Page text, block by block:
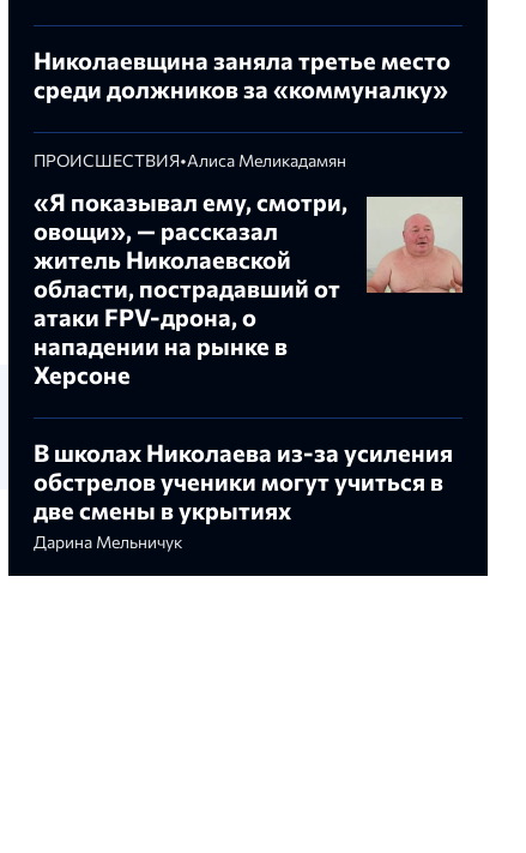
Николаевщина заняла третье место
среди должников за «коммуналку»
ПРОИСШЕСТВИЯ•Алиса Меликадамян
«Я показывал ему, смотри,
овощи», — рассказал
житель Николаевской
области, пострадавший от
атаки FPV-дрона, о
нападении на рынке в
Херсоне
В школах Николаева из-за усиления
обстрелов ученики могут учиться в
две смены в укрытиях
Дарина Мельничук